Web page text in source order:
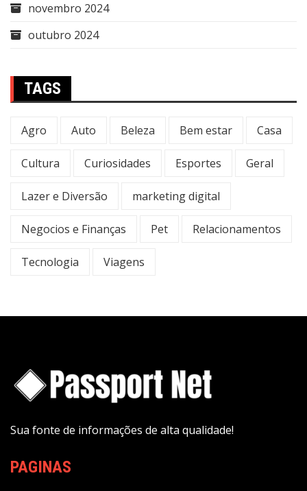
novembro 2024
outubro 2024
TAGS
Agro Auto Beleza Bem estar Casa
Cultura Curiosidades Esportes Geral
Lazer e Diversão marketing digital
Negocios e Finanças Pet Relacionamentos
Tecnologia Viagens
Sua fonte de informações de alta qualidade!
PAGINAS